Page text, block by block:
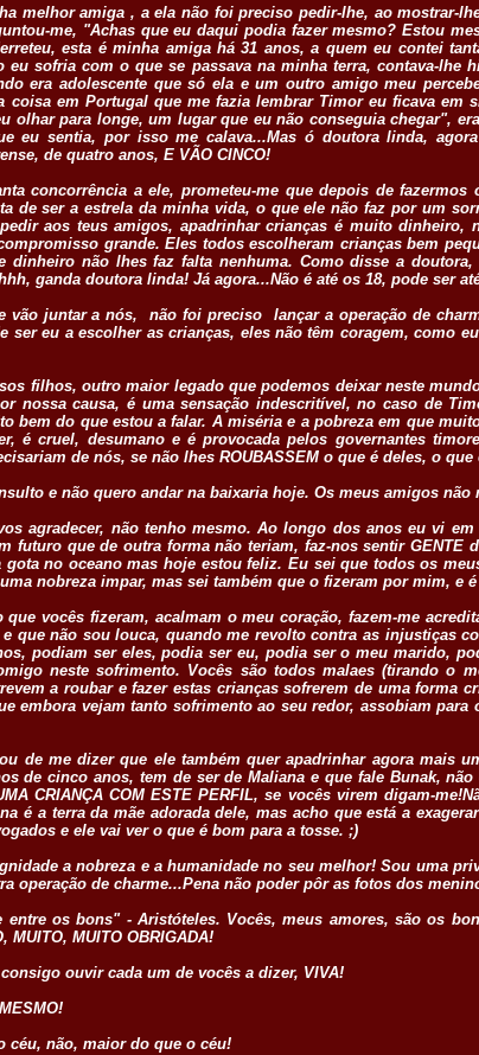
melhor amiga , a ela não foi preciso pedir-lhe, ao mostrar-
me, "Achas que eu daqui podia fazer mesmo? Estou
esta é minha amiga há 31 anos, a quem eu contei
eu sofria com o que se passava na minha terra, contava-lhe
era adolescente que só ela e um outro amigo meu
coisa em Portugal que me fazia lembrar Timor eu ficava em
olhar para longe, um lugar que eu não conseguia chegar",
eu sentia, por isso me calava...Mas ó doutora linda,
de quatro anos, E VÃO CINCO!
concorrência a ele, prometeu-me que depois de
de ser a estrela da minha vida, o que ele não faz por um
aos teus amigos, apadrinhar crianças é muito dinheiro,
grande. Eles todos escolheram crianças bem
dinheiro não lhes faz falta nenhuma. Como disse a
ganda doutora linda! Já agora...Não é até os 18, pode ser
vão juntar a nós, não foi preciso lançar a operação de
ser eu a escolher as crianças, eles não têm coragem, como
filhos, outro maior legado que podemos deixar neste
nossa causa, é uma sensação indescritível, no caso de
bem do que estou a falar. A miséria e a pobreza em que
é cruel, desumano e é provocada pelos governantes
de nós, se não lhes ROUBASSEM o que é deles, o
e não quero andar na baixaria hoje. Os meus amigos não
agradecer, não tenho mesmo. Ao longo dos anos eu vi
futuro que de outra forma não teriam, faz-nos sentir GENTE
gota no oceano mas hoje estou feliz. Eu sei que todos os
nobreza impar, mas sei também que o fizeram por mim, e
que vocês fizeram, acalmam o meu coração, fazem-me
que não sou louca, quando me revolto contra as injustiças
podiam ser eles, podia ser eu, podia ser o meu marido,
neste sofrimento. Vocês são todos malaes (tirando o
a roubar e fazer estas crianças sofrerem de uma forma
embora vejam tanto sofrimento ao seu redor, assobiam para
de me dizer que ele também quer apadrinhar agora mais
de cinco anos, tem de ser de Maliana e que fale Bunak,
CRIANÇA COM ESTE PERFIL, se vocês virem digam-
é a terra da mãe adorada dele, mas acho que está a
e ele vai ver o que é bom para a tosse. ;)
a nobreza e a humanidade no seu melhor! Sou uma
operação de charme...Pena não poder pôr as fotos dos
entre os bons" - Aristóteles. Vocês, meus amores, são os
MUITO, MUITO OBRIGADA!
consigo ouvir cada um de vocês a dizer, VIVA!
céu, não, maior do que o céu!